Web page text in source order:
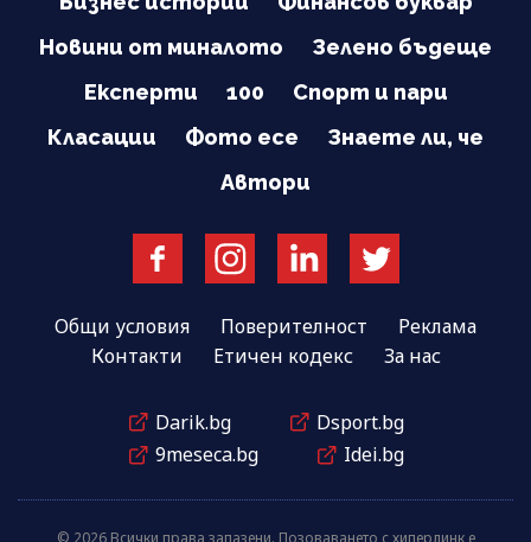
Новини от миналото
Зелено бъдеще
Експерти
100
Спорт и пари
Класации
Фото есе
Знаете ли, че
Автори
Общи условия Поверителност
Реклама
Контакти
Етичен кодекс За нас
Darik.bg
Dsport.bg
9meseca.bg
Idei.bg
© 2026 Всички права запазени. Позоваването с хиперлинк е